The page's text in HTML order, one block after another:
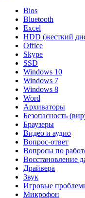
Bios
Bluetooth
Excel
HDD (жесткий
Office
Skype
SSD
Windows 10
Windows 7
Windows 8
Word
Архиваторы
Безопасность
Браузеры
Видео и аудио
Вопрос-ответ
Вопросы по
Восстановление
Драйвера
Звук
Игровые
Микрофон